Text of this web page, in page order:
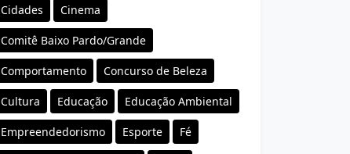
Cidades Cinema
Comitê Baixo Pardo/Grande
Comportamento Concurso de Beleza
Cultura Educação Educação Ambiental
Empreendedorismo Esporte Fé